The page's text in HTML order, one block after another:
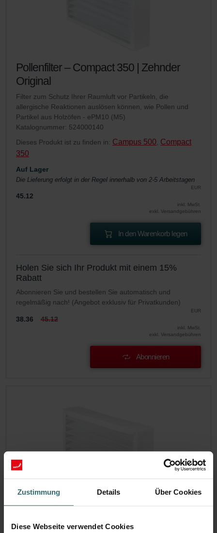
Zustimmung Details Über Cookies
Diese Webseite verwendet Cookies
Pollenfilter – Compact 350 | Zehnder
Original
Filter zum Schutz Ihrer Raumluft vor Partikeln, die
allergische Reaktionen auslösen können, wie Pollen und
Partikel aus Holzöfen - ePM10 (M5)
Katalognummer: 524000140
Dieses Produkt ist zu finden in: Campus 500 Compact
350
Auf Lager
Die Lieferung erfolgt in der Regel innerhalb von 2-5 Arbeitstagen
EUR
45.12
inkl. MwSt.
exkl. Versandgebühren
In den Warenkorb legen
Holen Sie sich Ihr Produkt mit einem 15%
Rabatt
Abonnieren Sie und bestellen Sie automatisch und
regelmäßig nach! (Angebot exklusiv für Privatkunden)
EUR
38.36 45.12
inkl. MwSt.
exkl. Versandgebühren
Abonnieren